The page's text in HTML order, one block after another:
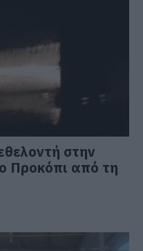
στην
Προκόπι από τη